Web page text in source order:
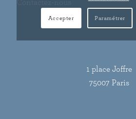
1 place Joffre
75007 Paris
Accepter Paramétrer